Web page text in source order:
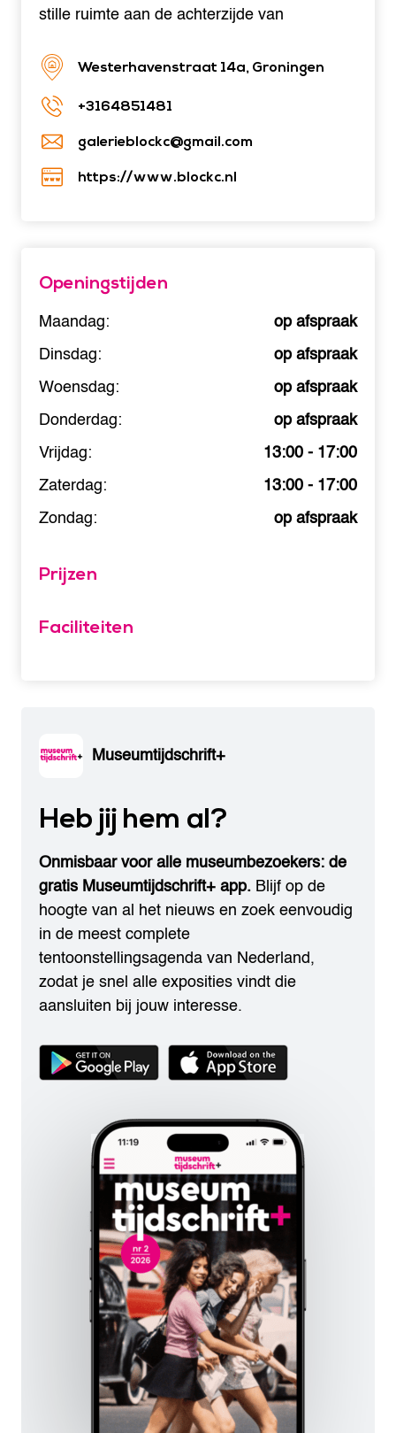
stille ruimte aan de achterzijde van
Westerhavenstraat 14a, Groningen
+3164851481
galerieblockc@gmail.com
https://www.blockc.nl
Openingstijden
Maandag:
op afspraak
Dinsdag:
op afspraak
Woensdag:
op afspraak
Donderdag:
op afspraak
Vrijdag:
13:00 - 17:00
Zaterdag:
13:00 - 17:00
Zondag:
op afspraak
Prijzen
Faciliteiten
Museumtijdschrift+
Heb jij hem al?
Onmisbaar voor alle museumbezoekers: de
gratis Museumtijdschrift+ app. Blijf op de
hoogte van al het nieuws en zoek eenvoudig
in de meest complete
tentoonstellingsagenda van Nederland,
zodat je snel alle exposities vindt die
aansluiten bij jouw interesse.